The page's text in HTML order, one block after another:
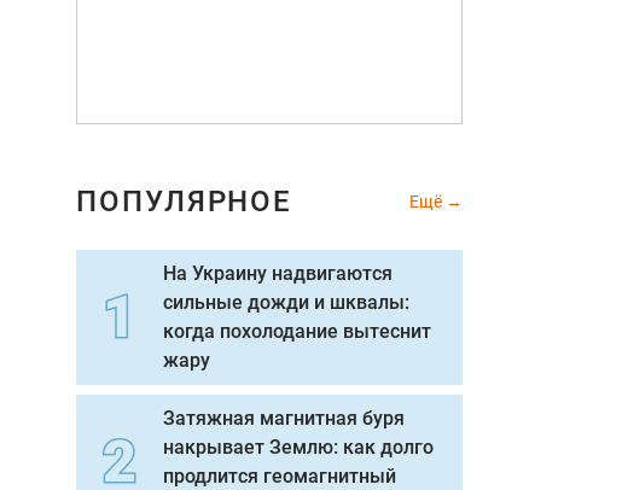
ПОПУЛЯРНОЕ Ещё
На Украину надвигаются
сильные дожди и шквалы:
когда похолодание вытеснит
жару
Затяжная магнитная буря
накрывает Землю: как долго
продлится геомагнитный